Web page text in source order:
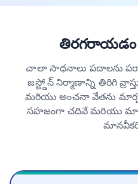
తిరగరాయడం
చాలా సాధనాలు పదాలను
జస్ట్డోన్ నిర్మాణాన్ని తిరిగి
మరియు అంచనా వేతను
సహజంగా చదివే మరియు